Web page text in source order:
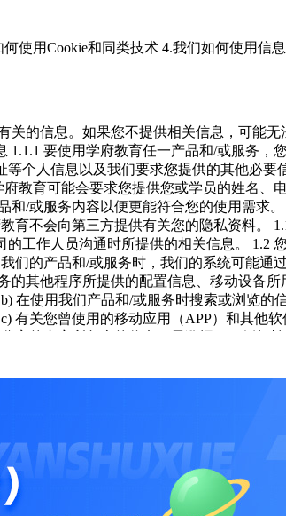
因黑客行为或用户的保管疏忽导致帐号、
其用户名进行的所有活动和事件负责。
于其他任何商业目的。所有以上资料或资
遗漏或从中产生或由此产生的任何损害赔
法律并受中国法院管辖。 2、 如双方就本
得的独占或独家内容享有完全知识产权
完整协议，除本协议规定的之外，未赋予
、本协议中的标题仅为方便而设，在解释本
何使用Cookie和同类技术 4.我们如何使用信息
关的信息。如果您不提供相关信息，可能
1.1.1 要使用学府教育任一产品和/或服务，
个人信息以及我们要求您提供的其他必
教育可能会要求您提供您或学员的姓名
/或服务内容以便更能符合您的使用需求。
育不会向第三方提供有关您的隐私资料。
工作人员沟通时所提供的相关信息。
1.2
们的产品和/或服务时，我们的系统可能通
其他程序所提供的配置信息、移动设备
b) 在使用我们产品和/或服务时搜索或浏览的
c) 有关您曾使用的移动应用（APP）和其他软
处地理位置的信息。
原则上存储在中国境内，以下情形除外：